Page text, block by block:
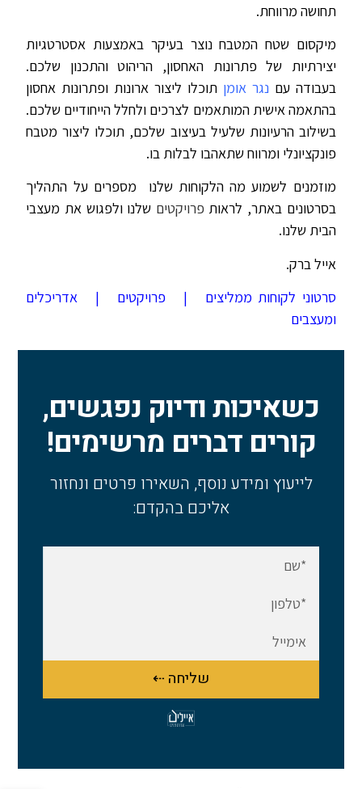
תחושה מרווחת.
מיקסום שטח המטבח נוצר בעיקר באמצעות אסטרטגיות
יצירתיות של פתרונות האחסון, הריהוט והתכנון שלכם.
בעבודה עם נגר אומן תוכלו ליצור ארונות ופתרונות אחסון
בהתאמה אישית המותאמים לצרכים ולחלל הייחודיים שלכם.
בשילוב הרעיונות שלעיל בעיצוב שלכם, תוכלו ליצור מטבח
פונקציונלי ומרווח שתאהבו לבלות בו.
מוזמנים לשמוע מה הלקוחות שלנו מספרים על התהליך
בסרטונים באתר, לראות פרויקטים שלנו ולפגוש את מעצבי
הבית שלנו.
אייל ברק.
סרטוני לקוחות ממליצים | פרויקטים | אדריכלים
ומעצבים
כשאיכות ודיוק נפגשים,
קורים דברים מרשימים!
לייעוץ ומידע נוסף, השאירו פרטים ונחזור
אליכם בהקדם:
שליחה ⇠